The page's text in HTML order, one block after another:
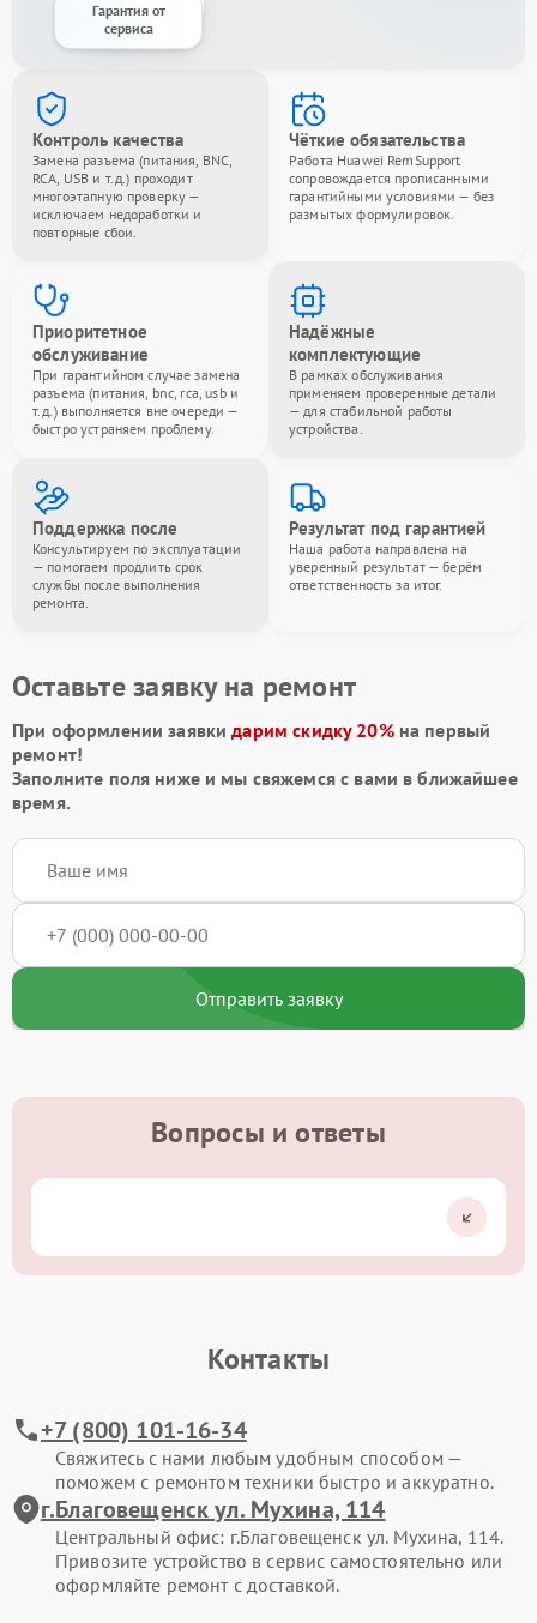
Гарантия от
сервиса
Контроль качества
Замена разъема (питания, BNC,
RCA, USB и т.д.) проходит
многоэтапную проверку —
исключаем недоработки и
повторные сбои.
Чёткие обязательства
Работа Huawei RemSupport
сопровождается прописанными
гарантийными условиями — без
размытых формулировок.
Приоритетное
обслуживание
При гарантийном случае замена
разъема (питания, bnc, rca, usb и
т.д.) выполняется вне очереди —
быстро устраняем проблему.
Надёжные
комплектующие
В рамках обслуживания
применяем проверенные детали
— для стабильной работы
устройства.
Поддержка после
Консультируем по эксплуатации
— помогаем продлить срок
службы после выполнения
ремонта.
Результат под гарантией
Наша работа направлена на
уверенный результат — берём
ответственность за итог.
Оставьте заявку на ремонт
При оформлении заявкидарим скидку 20%на первый
ремонт!
Заполните поля ниже и мы свяжемся с вами в ближайшее
время.
Отправить заявку
Вопросы и ответы
Контакты
+7 (800) 101-16-34
Свяжитесь с нами любым удобным способом —
поможем с ремонтом техники быстро и аккуратно.
г.Благовещенск ул. Мухина, 114
Центральный офис: г.Благовещенск ул. Мухина, 114.
Привозите устройство в сервис самостоятельно или
оформляйте ремонт с доставкой.